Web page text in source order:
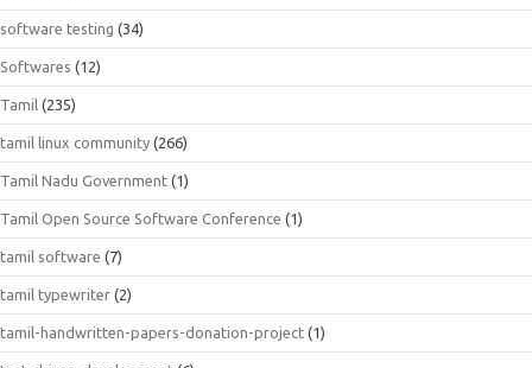
software testing (34)
Softwares (12)
Tamil (235)
tamil linux community (266)
Tamil Nadu Government (1)
Tamil Open Source Software Conference (1)
tamil software (7)
tamil typewriter (2)
tamil-handwritten-papers-donation-project (1)